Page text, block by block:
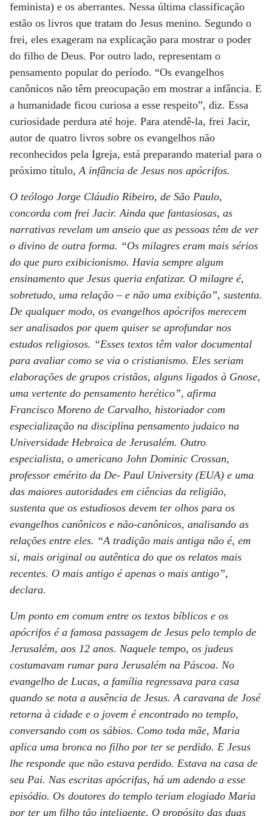
feminista) e os aberrantes. Nessa última classificação
estão os livros que tratam do Jesus menino. Segundo o
frei, eles exageram na explicação para mostrar o poder
do filho de Deus. Por outro lado, representam o
pensamento popular do período. “Os evangelhos
canônicos não têm preocupação em mostrar a infância. E
a humanidade ficou curiosa a esse respeito”, diz. Essa
curiosidade perdura até hoje. Para atendê-la, frei Jacir,
autor de quatro livros sobre os evangelhos não
reconhecidos pela Igreja, está preparando material para o
próximo título,A infância de Jesus nos apócrifos.
O teólogo Jorge Cláudio Ribeiro, de São Paulo,
concorda com frei Jacir. Ainda que fantasiosas, as
narrativas revelam um anseio que as pessoas têm de ver
o divino de outra forma. “Os milagres eram mais sérios
do que puro exibicionismo. Havia sempre algum
ensinamento que Jesus queria enfatizar. O milagre é,
sobretudo, uma relação – e não uma exibição”, sustenta.
De qualquer modo, os evangelhos apócrifos merecem
ser analisados por quem quiser se aprofundar nos
estudos religiosos. “Esses textos têm valor documental
para avaliar como se via o cristianismo. Eles seriam
elaborações de grupos cristãos, alguns ligados à Gnose,
uma vertente do pensamento herético”, afirma
Francisco Moreno de Carvalho, historiador com
especialização na disciplina pensamento judaico na
Universidade Hebraica de Jerusalém. Outro
especialista, o americano John Dominic Crossan,
professor emérito da De- Paul University (EUA) e uma
das maiores autoridades em ciências da religião,
sustenta que os estudiosos devem ter olhos para os
evangelhos canônicos e não-canônicos, analisando as
relações entre eles. “A tradição mais antiga não é, em
si, mais original ou autêntica do que os relatos mais
recentes. O mais antigo é apenas o mais antigo”,
declara.
Um ponto em comum entre os textos bíblicos e os
apócrifos é a famosa passagem de Jesus pelo templo de
Jerusalém, aos 12 anos. Naquele tempo, os judeus
costumavam rumar para Jerusalém na Páscoa. No
evangelho de Lucas, a família regressava para casa
quando se nota a ausência de Jesus. A caravana de José
retorna à cidade e o jovem é encontrado no templo,
conversando com os sábios. Como toda mãe, Maria
aplica uma bronca no filho por ter se perdido. E Jesus
lhe responde que não estava perdido. Estava na casa de
seu Pai. Nas escritas apócrifas, há um adendo a esse
episódio. Os doutores do templo teriam elogiado Maria
por ter um filho tão inteligente. O propósito das duas